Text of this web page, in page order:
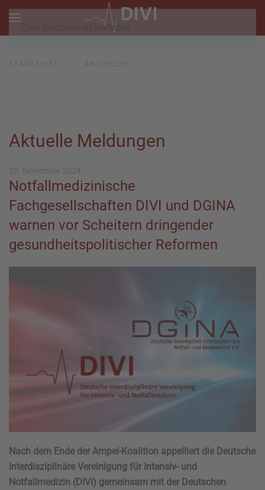
Zum Hauptinhalt springen
Aktuelle Meldungen
Notfallmedizinische
Fachgesellschaften DIVI und DGINA
warnen vor Scheitern dringender
gesundheitspolitischer Reformen
Nach dem Ende der Ampel-Koalition appelliert die Deutsche
Interdisziplinäre Vereinigung für Intensiv- und
Notfallmedizin (DIVI) gemeinsam mit der Deutschen